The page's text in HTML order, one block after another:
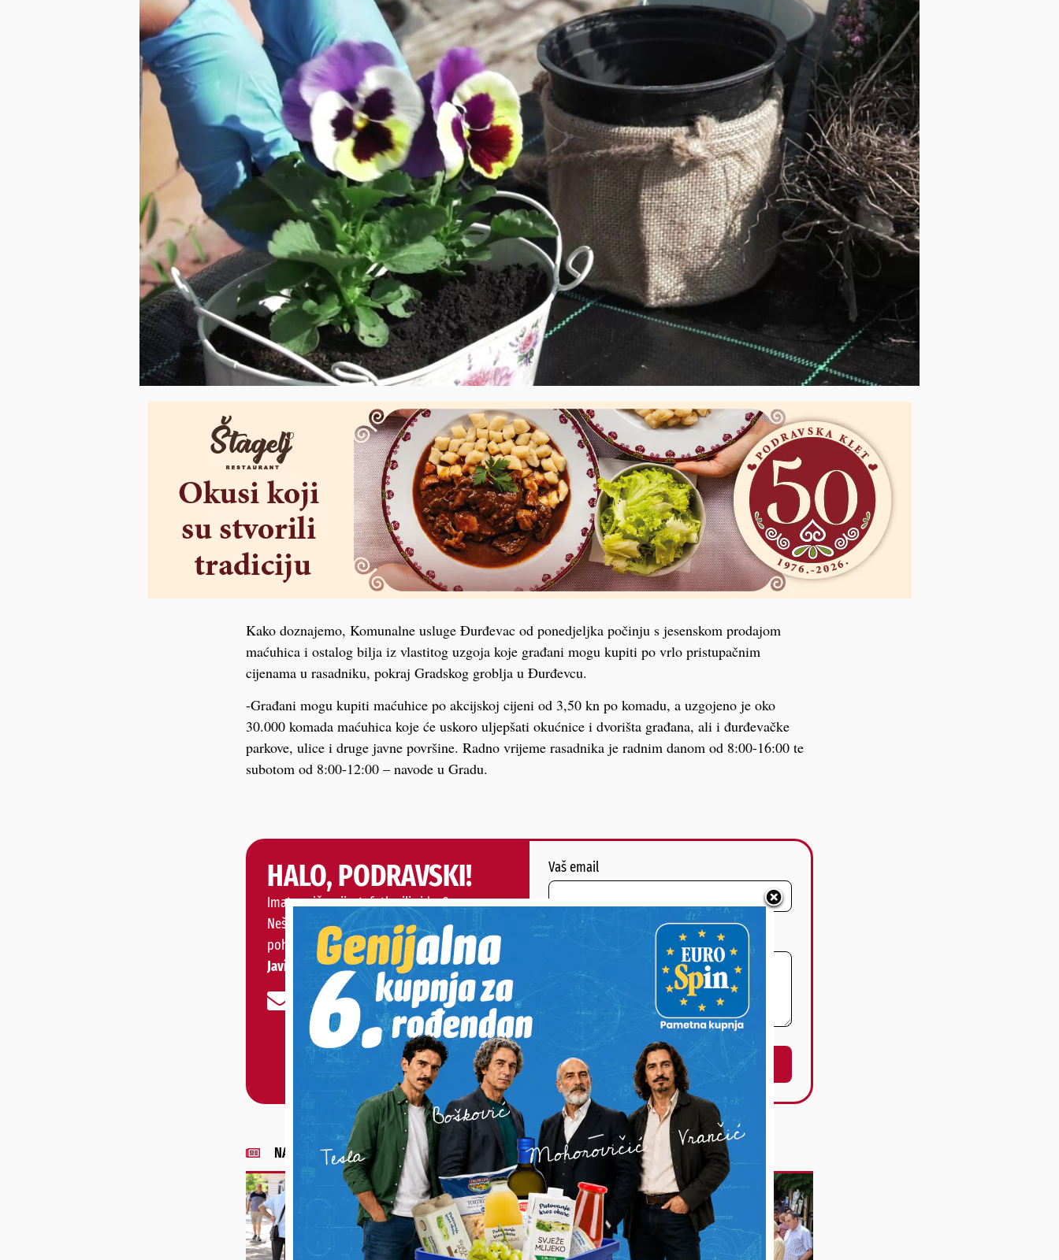
Kako doznajemo, Komunalne usluge Đurđevac od ponedjeljka počinju s jesenskom prodajom
maćuhica i ostalog bilja iz vlastitog uzgoja koje građani mogu kupiti po vrlo pristupačnim
cijenama u rasadniku, pokraj Gradskog groblja u Đurđevcu.
-Građani mogu kupiti maćuhice po akcijskoj cijeni od 3,50 kn po komadu, a uzgojeno je oko
30.000 komada maćuhica koje će uskoro uljepšati okućnice i dvorišta građana, ali i đurđevačke
parkove, ulice i druge javne površine. Radno vrijeme rasadnika je radnim danom od 8:00-16:00 te
subotom od 8:00-12:00 – navode u Gradu.
HALO, PODRAVSKI!
Imate priču, vijest, fotku ili video?
Nešto vas muči ili želite nešto/nekoga
pohvaliti?
Javite nam se!
Vaš email
Poruka
POŠALJI
Alternative:
NAJNOVIJE VIJESTI